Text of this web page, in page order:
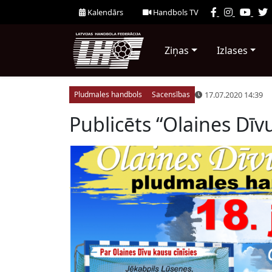
Kalendārs Handbols TV
Ziņas Izlases
Pludmales handbols Sacensības 17.07.2020 14:39
Publicēts “Olaines